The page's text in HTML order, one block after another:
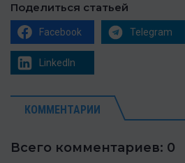
Поделиться статьей
Facebook Telegram
LinkedIn
КОММЕНТАРИИ
Всего комментариев: 0